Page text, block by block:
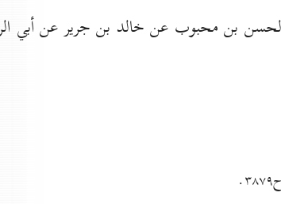
بن محبوب عن خالد بن جرير عن أبي